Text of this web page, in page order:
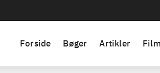
Forside Bøger Artikler Film